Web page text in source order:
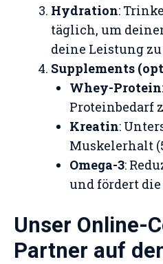
Hydration:
täglich, um
deine Leistung
Supplements
Whey-Protein
Proteinbedarf
Kreatin:
Muskelerhalt
Omega-3:
und fördert
Unser Online-
Partner auf